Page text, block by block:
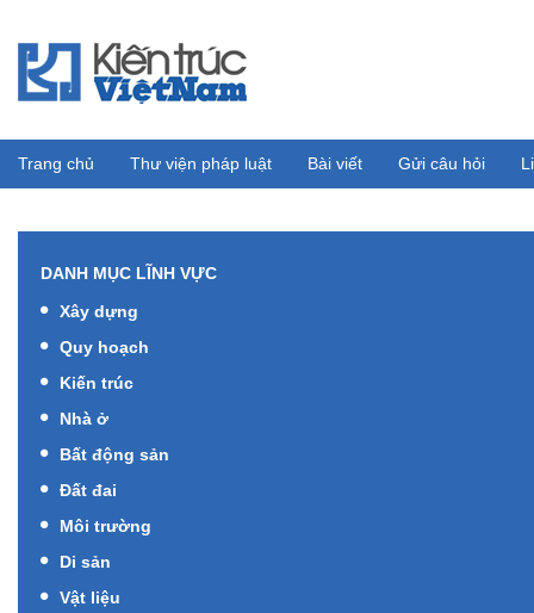
Trang chủ Thư viện pháp luật Bài viết Gửi câu hỏi
DANH MỤC LĨNH VỰC
Xây dựng
Quy hoạch
Kiến trúc
Nhà ở
Bất động sản
Đất đai
Môi trường
Di sản
Vật liệu